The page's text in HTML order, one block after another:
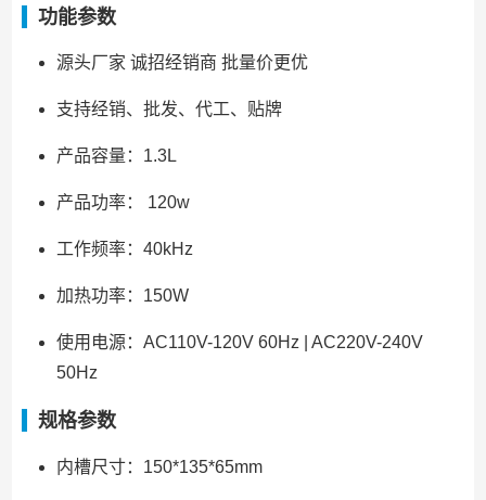
功能参数
源头厂家 诚招经销商 批量价更优
支持经销、批发、代工、贴牌
产品容量：1.3L
产品功率： 120w
工作频率：40kHz
加热功率：150W
使用电源：AC110V-120V 60Hz | AC220V-240V
50Hz
规格参数
内槽尺寸：150*135*65mm